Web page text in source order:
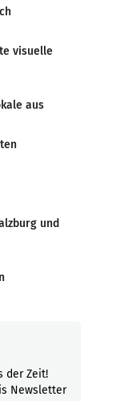
visuelle
aus
und
der Zeit!
Newsletter